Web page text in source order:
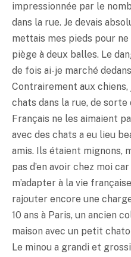
impressionnée par le
dans la rue. Je devais
mettais mes pieds pour
piège à deux balles. Le
de fois ai-je marché
Contrairement aux
chats dans la rue, de sorte
Français ne les aimaient
avec des chats a eu lieu
amis. Ils étaient mignons,
pas d’en avoir chez moi car
m’adapter à la vie
rajouter encore une
10 ans à Paris, un ancien
maison avec un petit
Le minou a grandi et grossi